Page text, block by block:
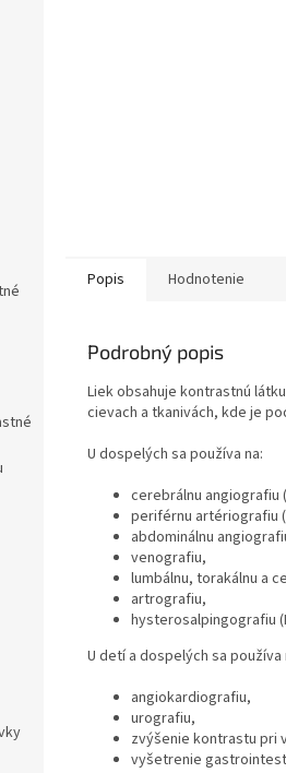
Popis Hodnotenie
Podrobný popis
Liek obsahuje kontrastnú
cievach a tkanivách, kde je
U dospelých sa používa na:
cerebrálnu angiografiu
periférnu artériografiu
abdominálnu
venografiu,
lumbálnu, torakálnu a
artrografiu,
hysterosalpingografiu
U detí a dospelých sa používa
angiokardiografiu,
urografiu,
zvýšenie kontrastu pri
vyšetrenie